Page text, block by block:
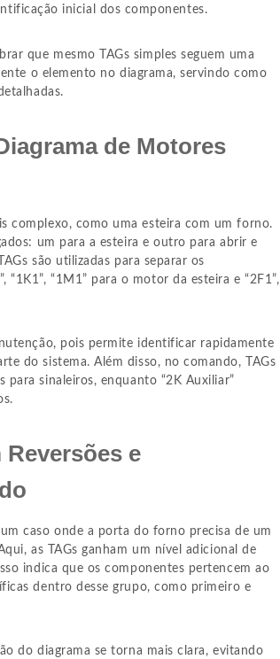
inicial dos componentes.
que mesmo TAGs simples seguem uma
o elemento no diagrama, servindo como
de Motores
complexo, como uma esteira com um forno.
um para a esteira e outro para abrir e
são utilizadas para separar os
“1M1” para o motor da esteira e “2F1”,
pois permite identificar rapidamente
do sistema. Além disso, no comando, TAGs
para sinaleiros, enquanto “2K Auxiliar”
e
caso onde a porta do forno precisa de um
as TAGs ganham um nível adicional de
indica que os componentes pertencem ao
dentro desse grupo, como primeiro e
do diagrama se torna mais clara, evitando